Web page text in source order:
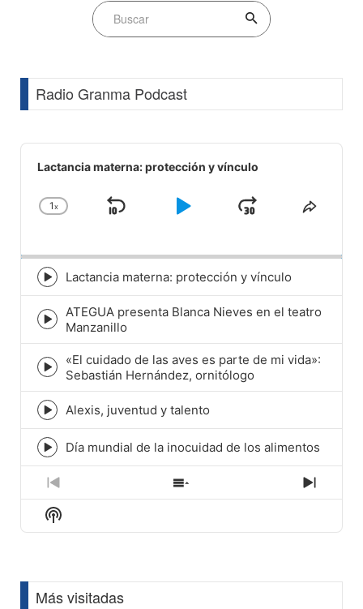
Radio Granma Podcast
Audio
Player
Lactancia materna: protección y vínculo
Change
1x
Skip
Play
JumpShare
Episode
play
icon
Lactancia materna: protección y vínculo
Episode
play
icon
ATEGUA presenta Blanca Nieves en el teatro
Manzanillo
Episode
play
icon
«El cuidado de las aves es parte de mi vida»:
Sebastián Hernández, ornitólogo
Episode
play
icon
Alexis, juventud y talento
Episode
play
icon
Día mundial de la inocuidad de los alimentos
Previous
Episode
Show
Episodes
Next
Show
Podcast
Más visitadas